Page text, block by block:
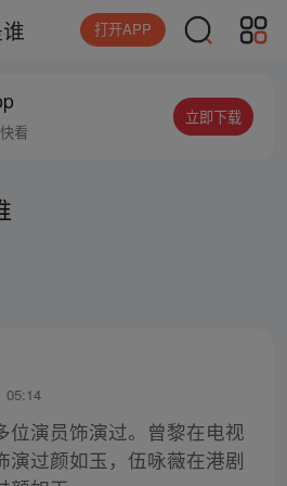
打开APP
看
立即下载
05:14
位演员饰演过。曾黎在电视
演过颜如玉，伍咏薇在港剧